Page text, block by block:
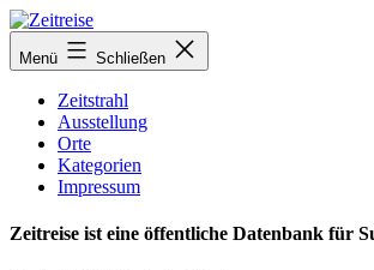
Zum
Inhalt
springen
Menü Schließen
Zeitstrahl
Ausstellung
Orte
Kategorien
Impressum
Zeitreise ist eine öffentliche Datenbank für